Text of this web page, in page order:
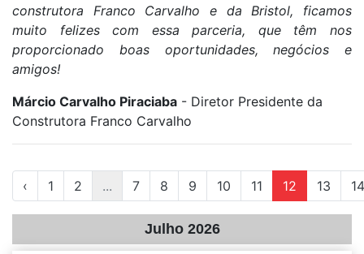
construtora Franco Carvalho e da Bristol, ficamos
muito felizes com essa parceria, que têm nos
proporcionado boas oportunidades, negócios e
amigos!
Márcio Carvalho Piraciaba - Diretor Presidente da
Construtora Franco Carvalho
‹ 1 2 ... 7 8 9 10 11 12 13 14
Julho 2026